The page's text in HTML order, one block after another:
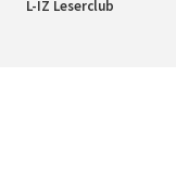
L-IZ Leserclub